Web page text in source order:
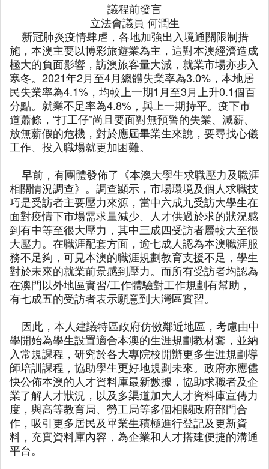
議程前發言
立法會議員 何潤生
新冠肺炎疫情肆虐，各地加強出入境通關限制措
施，本澳主要以博彩旅遊業為主，這對本澳經濟造成
極大的負面影響，訪澳旅客量大減，就業市場亦步入
寒冬。2021年2月至4月總體失業率為3.0%，本地居
民失業率為4.1%，均較上一期1月至3月上升0.1個百
分點。就業不足率為4.8%，與上一期持平。疫下市
道蕭條，“打工仔”尚且要面對無預警的失業、減薪、
放無薪假的危機，對於應屆畢業生來說，要尋找心儀
工作、投入職場就更加困難。
早前，有團體發佈了《本澳大學生求職壓力及職涯
相關情況調查》。調查顯示，市場環境及個人求職技
巧是受訪者主要壓力來源，當中六成九受訪大學生在
面對疫情下市場需求量減少、人才供過於求的狀況感
到有中等至很大壓力，其中三成四受訪者屬較大至很
大壓力。在職涯配套方面，逾七成人認為本澳職涯服
務不足夠，可見本澳的職涯規劃教育支援不足，學生
對於未來的就業前景感到壓力。而所有受訪者均認為
在澳門以外地區實習/工作體驗對工作規劃有幫助，
有七成五的受訪者表示願意到大灣區實習。
因此，本人建議特區政府仿傚鄰近地區，考慮由中
學開始為學生設置適合本澳的生涯規劃教材套，並納
入常規課程，研究於各大專院校開辦更多生涯規劃導
師培訓課程，協助學生更好地規劃未來。政府亦應儘
快公佈本澳的人才資料庫最新數據，協助求職者及企
業了解人才狀況，以及多渠道加大人才資料庫宣傳力
度，與高等教育局、勞工局等多個相關政府部門合
作，吸引更多居民及畢業生積極進行登記及更新資
料，充實資料庫內容，為企業和人才搭建便捷的溝通
平台。